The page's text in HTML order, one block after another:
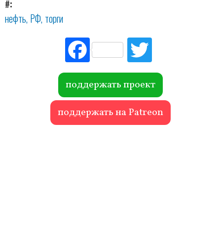
#
нефть РФ торги
Fac
ebo
ok r
поддержать проект
поддержать на Patreon